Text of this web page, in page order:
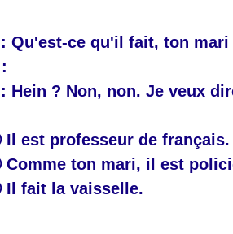
Qu'est-ce qu'il fait, ton mari
Hein ? Non, non. Je veux
est professeur de français.
ton mari, il est
fait la vaisselle.